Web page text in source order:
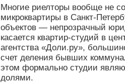
Многие риелторы вообще не
микроквартиры в Санкт-
объектов — непрозрачный
касается квартир-студий в
агентства «Доли.ру»,
счет деления бывших
этом формально студии
долями.